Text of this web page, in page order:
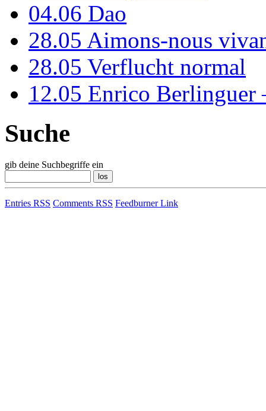
04.06 Dao
28.05 Aimons-nous
28.05 Verflucht normal
12.05 Enrico Berlinguer
Suche
gib deine Suchbegriffe ein
Entries RSS Comments RSS Feedburner Link